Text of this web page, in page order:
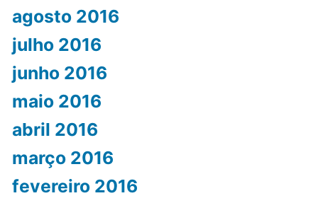
agosto 2016
julho 2016
junho 2016
maio 2016
abril 2016
março 2016
fevereiro 2016